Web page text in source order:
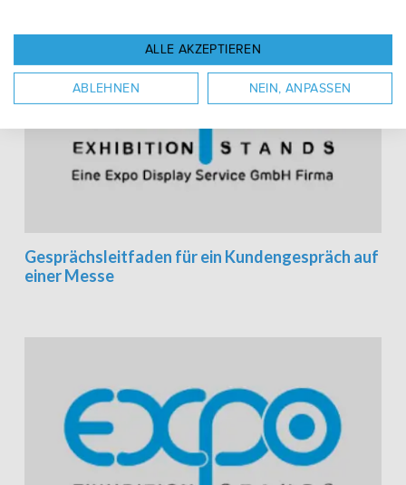
Gesprächsleitfaden für ein Kundengespräch auf
einer Messe
ALLE AKZEPTIEREN
ABLEHNEN NEIN, ANPASSEN